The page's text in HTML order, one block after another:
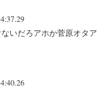
いだろアホか菅原オタア